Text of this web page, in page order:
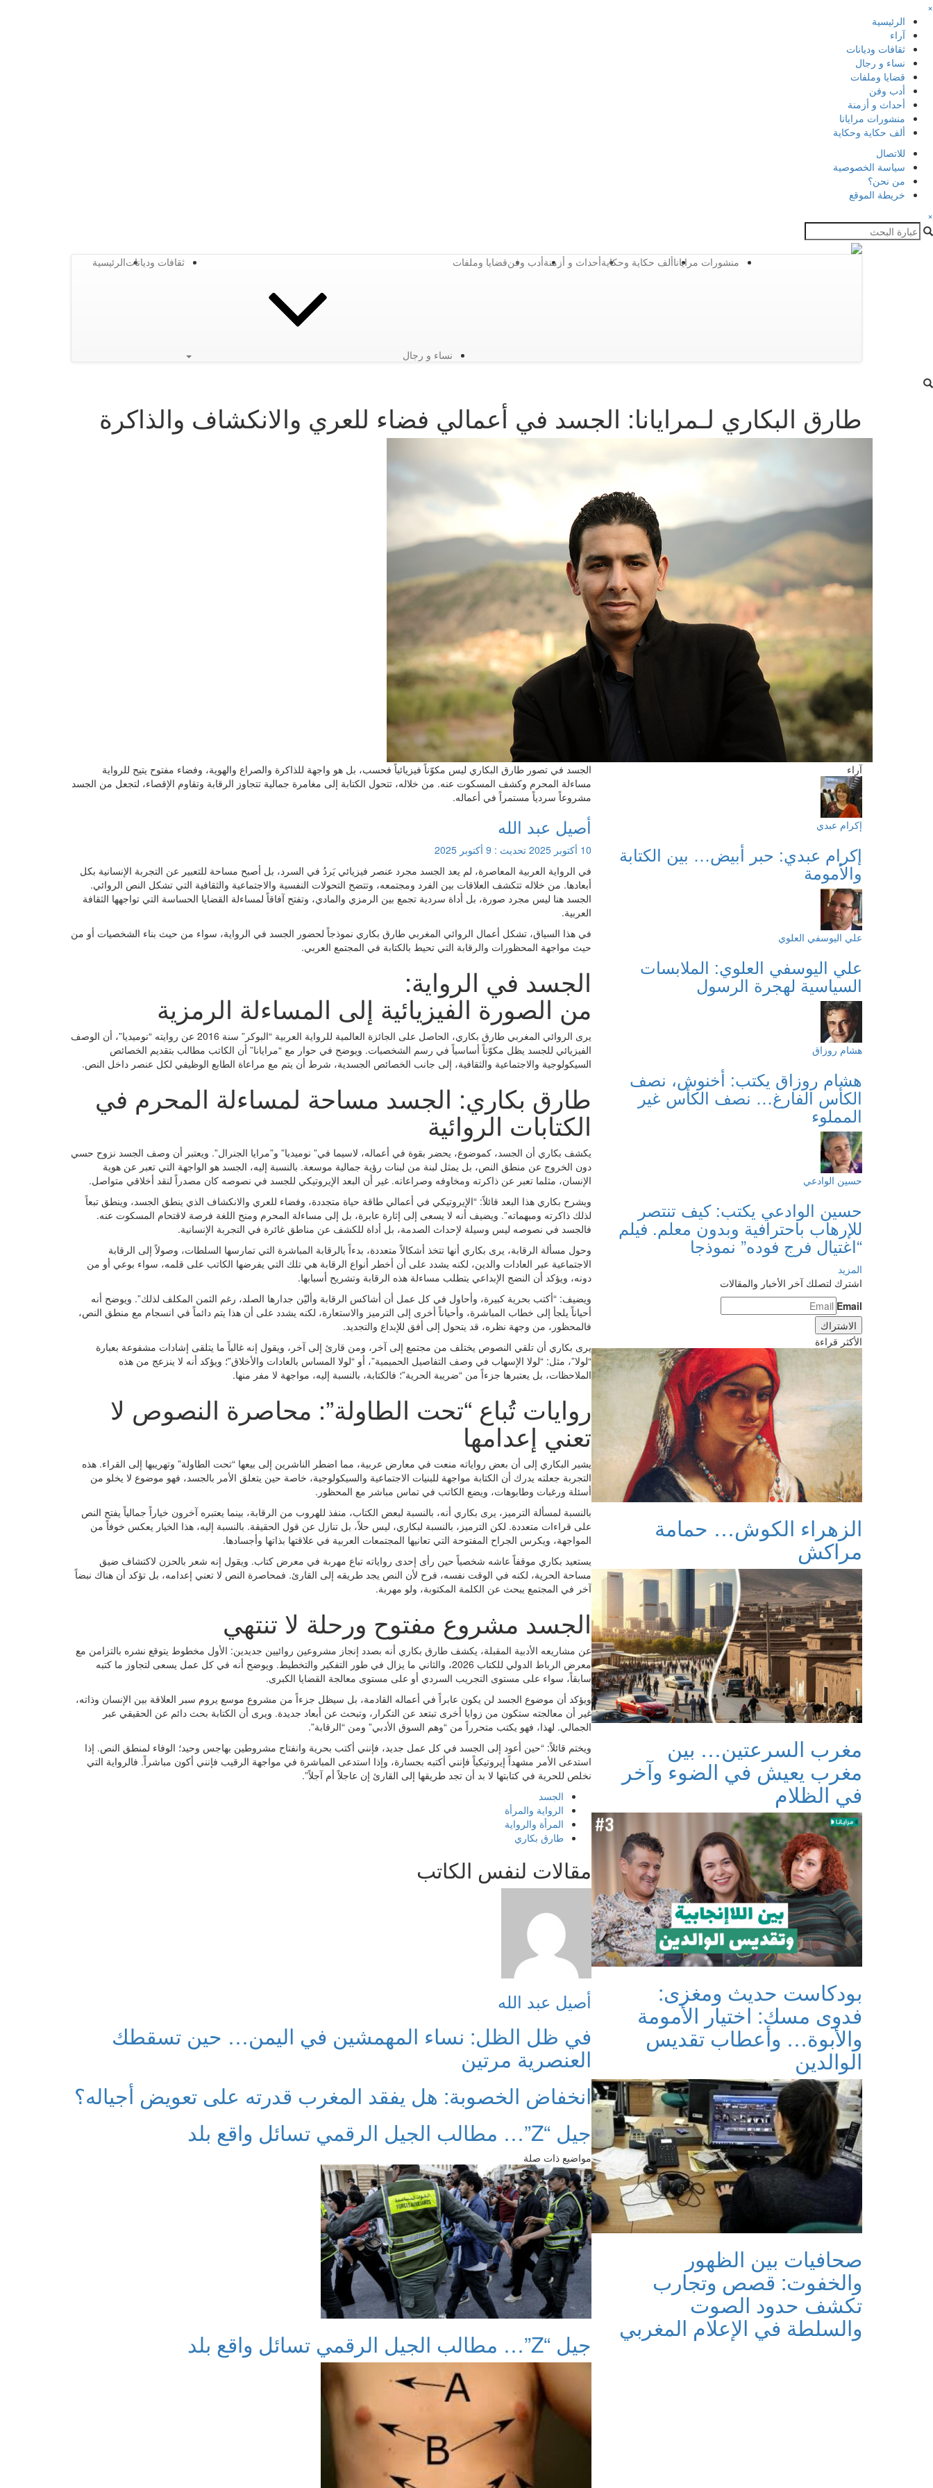
×
الرئيسية
آراء
ثقافات وديانات
نساء و رجال
قضايا وملفات
أدب وفن
أحداث و أزمنة
منشورات مرايانا
ألف حكاية وحكاية
للاتصال
سياسة الخصوصية
من نحن؟
خريطة الموقع
×
الرئيسيةثقافات وديانات
نساء و رجال
قضايا وملفاتأدب وفنأحداث و أزمنةألف حكاية وحكايةمنشورات مرايانا
طارق البكاري لـمرايانا: الجسد في أعمالي فضاء للعري والانكشاف والذاكرة
الجسد في تصور طارق البكاري ليس مكوّناً فيزيائياً فحسب، بل هو واجهة للذاكرة والصراع والهوية، وفضاء مفتوح يتيح للرواية
مساءلة المحرم وكشف المسكوت عنه. من خلاله، تتحول الكتابة إلى مغامرة جمالية تتجاوز الرقابة وتقاوم الإقصاء، لتجعل من الجسد
مشروعاً سردياً مستمراً في أعماله.
أصيل عبد الله
10 أكتوبر 2025 تحديث : 9 أكتوبر 2025
في الرواية العربية المعاصرة، لم يعد الجسد مجرد عنصر فيزيائي يَردُ في السرد، بل أصبح مساحة للتعبير عن التجربة الإنسانية بكل
أبعادها. من خلاله تتكشف العلاقات بين الفرد ومجتمعه، وتتضح التحولات النفسية والاجتماعية والثقافية التي تشكل النص الروائي.
الجسد هنا ليس مجرد صورة، بل أداة سردية تجمع بين الرمزي والمادي، وتفتح آفاقاً لمساءلة القضايا الحساسة التي تواجهها الثقافة
العربية.
في هذا السياق، تشكل أعمال الروائي المغربي طارق بكاري نموذجاً لحضور الجسد في الرواية، سواء من حيث بناء الشخصيات أو من
حيث مواجهة المحظورات والرقابة التي تحيط بالكتابة في المجتمع العربي.
الجسد في الرواية:
من الصورة الفيزيائية إلى المساءلة الرمزية
يرى الروائي المغربي طارق بكاري، الحاصل على الجائزة العالمية للرواية العربية “البوكر” سنة 2016 عن روايته “نوميديا”، أن الوصف
الفيزيائي للجسد يظل مكوّناً أساسياً في رسم الشخصيات. ويوضح في حوار مع “مرايانا” أن الكاتب مطالب بتقديم الخصائص
السيكولوجية والاجتماعية والثقافية، إلى جانب الخصائص الجسدية، شرط أن يتم مع مراعاة الطابع الوظيفي لكل عنصر داخل النص.
طارق بكاري: الجسد مساحة لمساءلة المحرم في
الكتابات الروائية
يكشف بكاري أن الجسد، كموضوع، يحضر بقوة في أعماله، لاسيما في” نوميديا” و”مرايا الجنرال”. ويعتبر أن وصف الجسد نزوح حسي
دون الخروج عن منطق النص، بل يمثل لبنة من لبنات رؤية جمالية موسعة. بالنسبة إليه، الجسد هو الواجهة التي تعبر عن هوية
الإنسان، مثلما تعبر عن ذاكرته ومخاوفه وصراعاته. غير أن البعد الإيروتيكي للجسد في نصوصه كان مصدراً لنقد أخلاقي متواصل.
ويشرح بكاري هذا البعد قائلاً: “الإيروتيكي في أعمالي طاقة حياة متجددة، وفضاء للعري والانكشاف الذي ينطق الجسد، وينطق تبعاً
لذلك ذاكرته ومبهماته”. ويضيف أنه لا يسعى إلى إثارة عابرة، بل إلى مساءلة المحرم ومنح اللغة فرصة لاقتحام المسكوت عنه.
فالجسد في نصوصه ليس وسيلة لإحداث الصدمة، بل أداة للكشف عن مناطق غائرة في التجربة الإنسانية.
وحول مسألة الرقابة، يرى بكاري أنها تتخذ أشكالاً متعددة، بدءاً بالرقابة المباشرة التي تمارسها السلطات، وصولاً إلى الرقابة
الاجتماعية عبر العادات والدين، لكنه يشدد على أن أخطر أنواع الرقابة هي تلك التي يفرضها الكاتب على قلمه، سواء بوعي أو من
دونه، ويؤكد أن النضج الإبداعي يتطلب مساءلة هذه الرقابة وتشريح أسبابها.
ويضيف: “أكتب بحرية كبيرة، وأحاول في كل عمل أن أشاكس الرقابة وأليّن جدارها الصلد، رغم الثمن المكلف لذلك”. ويوضح أنه
أحياناً يلجأ إلى خطاب المباشرة، وأحياناً أخرى إلى الترميز والاستعارة، لكنه يشدد على أن هذا يتم دائماً في انسجام مع منطق النص،
فالمحظور، من وجهة نظره، قد يتحول إلى أفق للإبداع والتجديد.
يرى بكاري أن تلقي النصوص يختلف من مجتمع إلى آخر، ومن قارئ إلى آخر، ويقول إنه غالباً ما يتلقى إشادات مشفوعة بعبارة
“لولا”، مثل: “لولا الإسهاب في وصف التفاصيل الحميمية”، أو “لولا المساس بالعادات والأخلاق”؛ ويؤكد أنه لا ينزعج من هذه
الملاحظات، بل يعتبرها جزءاً من “ضريبة الحرية”؛ فالكتابة، بالنسبة إليه، مواجهة لا مفر منها.
روايات تُباع “تحت الطاولة”: محاصرة النصوص لا
تعني إعدامها
يشير البكاري إلى أن بعض رواياته منعت في معارض عربية، مما اضطر الناشرين إلى بيعها “تحت الطاولة” وتهريبها إلى القراء. هذه
التجربة جعلته يدرك أن الكتابة مواجهة للبنيات الاجتماعية والسيكولوجية، خاصة حين يتعلق الأمر بالجسد، فهو موضوع لا يخلو من
أسئلة ورغبات وطابوهات، ويضع الكاتب في تماس مباشر مع المحظور.
بالنسبة لمسألة الترميز، يرى بكاري أنه، بالنسبة لبعض الكتاب، منفذ للهروب من الرقابة، بينما يعتبره آخرون خياراً جمالياً يفتح النص
على قراءات متعددة. لكن الترميز، بالنسبة لبكاري، ليس حلاً، بل تنازل عن قول الحقيقة. بالنسبة إليه، هذا الخيار يعكس خوفاً من
المواجهة، ويكرس الجراح المفتوحة التي تعانيها المجتمعات العربية في علاقتها بذاتها وأجسادها.
يستعيد بكاري موقفاً عاشه شخصياً حين رأى إحدى رواياته تباع مهربة في معرض كتاب. ويقول إنه شعر بالحزن لاكتشاف ضيق
مساحة الحرية، لكنه في الوقت نفسه، فرح لأن النص يجد طريقه إلى القارئ. فمحاصرة النص لا تعني إعدامه، بل تؤكد أن هناك نبضاً
آخر في المجتمع يبحث عن الكلمة المكتوبة، ولو مهربة.
الجسد مشروع مفتوح ورحلة لا تنتهي
عن مشاريعه الأدبية المقبلة، يكشف طارق بكاري أنه بصدد إنجاز مشروعين روائيين جديدين: الأول مخطوط يتوقع نشره بالتزامن مع
معرض الرباط الدولي للكتاب 2026، والثاني ما يزال في طور التفكير والتخطيط. ويوضح أنه في كل عمل يسعى لتجاوز ما كتبه
سابقاً، سواء على مستوى التجريب السردي أو على مستوى معالجة القضايا الكبرى.
ويؤكد أن موضوع الجسد لن يكون عابراً في أعماله القادمة، بل سيظل جزءاً من مشروع موسع يروم سبر العلاقة بين الإنسان وذاته،
غير أن معالجته ستكون من زوايا أخرى تبتعد عن التكرار، وتبحث عن أبعاد جديدة. ويرى أن الكتابة بحث دائم عن الحقيقي عبر
الجمالي. لهذا، فهو يكتب متحرراً من “وهم السوق الأدبي” ومن “الرقابة”.
ويختم قائلاً: “حين أعود إلى الجسد في كل عمل جديد، فإنني أكتب بحرية وانفتاح مشروطين بهاجس وحيد؛ الوفاء لمنطق النص. إذا
استدعى الأمر مشهداً إيروتيكياً فإنني أكتبه بجسارة، وإذا استدعى المباشرة في مواجهة الرقيب فإنني أكون مباشراً. فالرواية التي
نخلص للحرية في كتابتها لا بد أن تجد طريقها إلى القارئ إن عاجلاً أم آجلاً”.
الجسد
الرواية والمرأة
المرأة والرواية
طارق بكاري
مقالات لنفس الكاتب
أصيل عبد الله
في ظل الظل: نساء المهمشين في اليمن… حين تسقطك
العنصرية مرتين
انخفاض الخصوبة: هل يفقد المغرب قدرته على تعويض أجياله؟
جيل “Z”… مطالب الجيل الرقمي تسائل واقع بلد
مواضيع ذات صلة
جيل “Z”… مطالب الجيل الرقمي تسائل واقع بلد
آراء
إكرام عبدي
إكرام عبدي: حبر أبيض… بين الكتابة
والأمومة
علي اليوسفي العلوي
علي اليوسفي العلوي: الملابسات
السياسية لهجرة الرسول
هشام روزاق
هشام روزاق يكتب: أخنوش، نصف
الكأس الفارغ… نصف الكأس غير
المملوء
حسين الوادعي
حسين الوادعي يكتب: كيف تنتصر
للإرهاب باحترافية وبدون معلم. فيلم
“اغتيال فرج فوده” نموذجا
المزيد
اشترك لتصلك آخر الأخبار والمقالات
Email
الأكثر قراءة
الزهراء الكوش… حمامة
مراكش
مغرب السرعتين… بين
مغرب يعيش في الضوء وآخر
في الظلام
بودكاست حديث ومغزى:
فدوى مسك: اختيار الأمومة
والأبوة… وأعطاب تقديس
الوالدين
صحافيات بين الظهور
والخفوت: قصص وتجارب
تكشف حدود الصوت
والسلطة في الإعلام المغربي